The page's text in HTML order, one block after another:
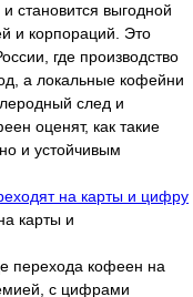
становится выгодной
и корпораций. Это
где производство
а локальные кофейни
след и
оценят, как такие
и устойчивым
на карты и цифру
перехода кофеен на
с цифрами